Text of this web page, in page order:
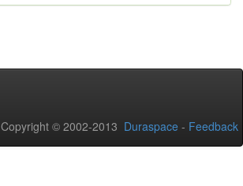
Copyright © 2002-2013 Duraspace - Feedback